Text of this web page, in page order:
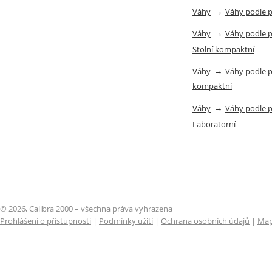
Váhy → Váhy podle
Váhy → Váhy podle
Stolní kompaktní
Váhy → Váhy podle
kompaktní
Váhy → Váhy podle
Laboratorní
© 2026, Calibra 2000 – všechna práva vyhrazena
Prohlášení o přístupnosti | Podmínky užití| Ochrana osobních údajů |